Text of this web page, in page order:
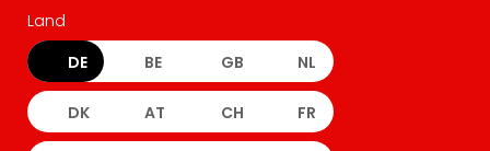
Land
DE BE GB NL
DK AT CH FR